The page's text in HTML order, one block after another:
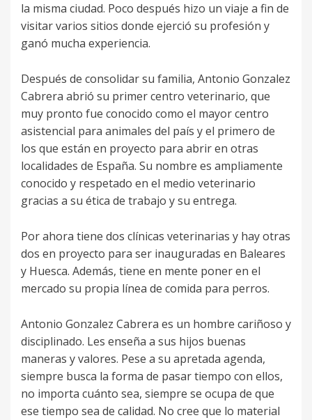
la misma ciudad. Poco después hizo un viaje a fin de
visitar varios sitios donde ejerció su profesión y
ganó mucha experiencia.
Después de consolidar su familia, Antonio Gonzalez
Cabrera abrió su primer centro veterinario, que
muy pronto fue conocido como el mayor centro
asistencial para animales del país y el primero de
los que están en proyecto para abrir en otras
localidades de España. Su nombre es ampliamente
conocido y respetado en el medio veterinario
gracias a su ética de trabajo y su entrega.
Por ahora tiene dos clínicas veterinarias y hay otras
dos en proyecto para ser inauguradas en Baleares
y Huesca. Además, tiene en mente poner en el
mercado su propia línea de comida para perros.
Antonio Gonzalez Cabrera es un hombre cariñoso y
disciplinado. Les enseña a sus hijos buenas
maneras y valores. Pese a su apretada agenda,
siempre busca la forma de pasar tiempo con ellos,
no importa cuánto sea, siempre se ocupa de que
ese tiempo sea de calidad. No cree que lo material